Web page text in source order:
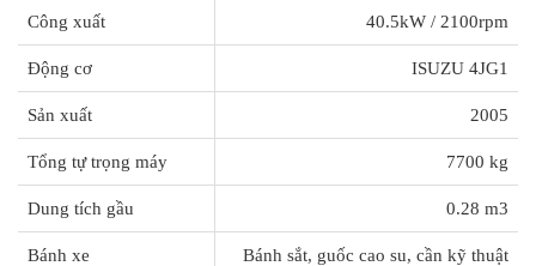
Công xuất 40.5kW / 2100rpm
Động cơ ISUZU 4JG1
Sản xuất 2005
Tổng tự trọng máy 7700 kg
Dung tích gầu 0.28 m3
Bánh xe Bánh sắt, guốc cao su, cần kỹ thuật